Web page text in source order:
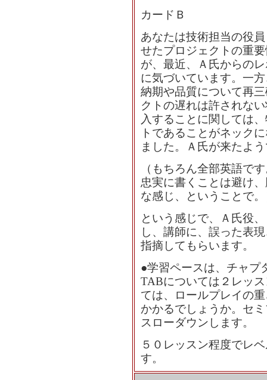
カードＢ
あなたは技術担当の役
せたプロジェクトの重
が、最近、Ａ氏からの
に気づいています。一
納期や品質について再
クトの遅れは許されな
入することに関しては
トであることがネック
ました。Ａ氏が来たよ
（もちろん全部英語で
忠実に書くことは避け
な感じ、ということで
という感じで、Ａ氏役
し、講師に、誤った表
指摘してもらいます。
●学習ペースは、チャプ
TABについては２レッ
ては、ロールプレイの
かかるでしょうか。セ
スローダウンします。
５０レッスン程度でレ
す。